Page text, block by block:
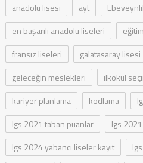
anadolu lisesi
ayt
en başarılı anadolu liseleri
eğitim
fransız liseleri
galatasaray lisesi
geleceğin meslekleri
ilkokul
kariyer planlama
kodlama
lgs 2021 taban puanlar
lgs
lgs 2024 yabancı liseler kayıt